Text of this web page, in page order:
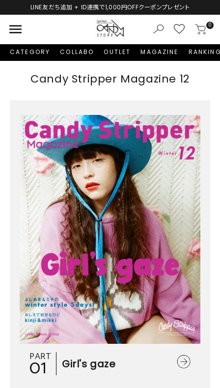
LINE友だち追加 + ID連携で1,000円OFFクーポンプレゼント
menu 0
CATEGORY COLLABO OUTLET MAGAZINE
Candy Stripper Magazine 12
PART
01 Girl's gaze